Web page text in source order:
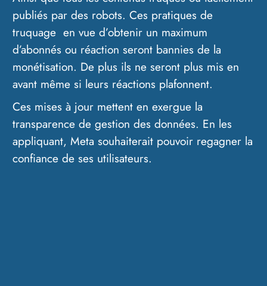
publiés par des robots. Ces pratiques de
truquage en vue d’obtenir un maximum
d’abonnés ou réaction seront bannies de la
monétisation. De plus ils ne seront plus mis en
avant même si leurs réactions plafonnent.
Ces mises à jour mettent en exergue la
transparence de gestion des données. En les
appliquant, Meta souhaiterait pouvoir regagner la
confiance de ses utilisateurs.